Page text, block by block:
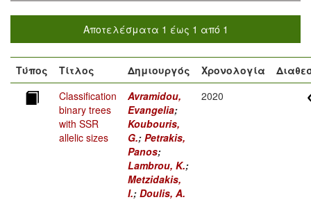
Αποτελέσματα 1 έως 1 από 1
Τύπος Τίτλος Δημιουργός Χρονολογία
Classification
binary trees
with SSR
allelic sizes
Avramidou,
Evangelia;
Koubouris,
G.; Petrakis,
Panos;
Lambrou, K.;
Metzidakis,
I.; Doulis, A.
2020